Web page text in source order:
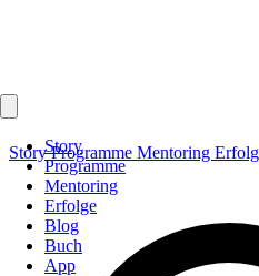
StoryProgramme Mentoring
Story
Programme
Mentoring
Erfolge
Blog
Buch
App